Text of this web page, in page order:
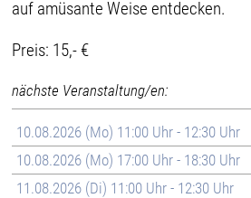
auf amüsante Weise entdecken.
Preis: 15,- €
nächste Veranstaltung/en:
10.08.2026 (Mo) 11:00 Uhr - 12:30 Uhr
10.08.2026 (Mo) 17:00 Uhr - 18:30 Uhr
11.08.2026 (Di) 11:00 Uhr - 12:30 Uhr